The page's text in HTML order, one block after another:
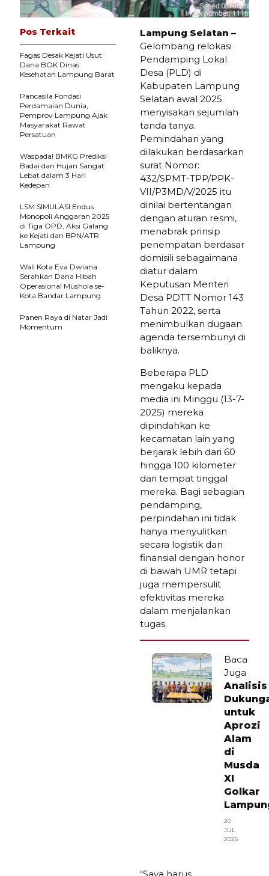
Lampung Selatan –
Gelombang relokasi
Pendamping Lokal
Desa (PLD) di
Kabupaten Lampung
Selatan awal 2025
menyisakan sejumlah
tanda tanya.
Pemindahan yang
dilakukan berdasarkan
surat Nomor:
432/SPMT-TPP/PPK-
VII/P3MD/V/2025 itu
dinilai bertentangan
dengan aturan resmi,
menabrak prinsip
penempatan berdasar
domisili sebagaimana
diatur dalam
Keputusan Menteri
Desa PDTT Nomor 143
Tahun 2022, serta
menimbulkan dugaan
agenda tersembunyi di
baliknya.
Beberapa PLD
mengaku kepada
media ini Minggu (13-7-
2025) mereka
dipindahkan ke
kecamatan lain yang
berjarak lebih dari 60
hingga 100 kilometer
dari tempat tinggal
mereka. Bagi sebagian
pendamping,
perpindahan ini tidak
hanya menyulitkan
secara logistik dan
finansial dengan honor
di bawah UMR tetapi
juga mempersulit
efektivitas mereka
dalam menjalankan
tugas.
Baca
Juga
Analisis
untuk
Aprozi
Alam
di
Musda
XI
Golkar
20
JUL
2025
“Saya harus
Pos Terkait
Fagas Desak Kejati Usut
Dana BOK Dinas
Kesehatan Lampung Barat
Pancasila Fondasi
Perdamaian Dunia,
Pemprov Lampung Ajak
Masyarakat Rawat
Persatuan
Waspada! BMKG Prediksi
Badai dan Hujan Sangat
Lebat dalam 3 Hari
Kedepan
LSM SIMULASI Endus
Monopoli Anggaran 2025
di Tiga OPD, Aksi Galang
ke Kejati dan BPN/ATR
Lampung
Wali Kota Eva Dwiana
Serahkan Dana Hibah
Operasional Mushola se-
Kota Bandar Lampung
Panen Raya di Natar Jadi
Momentum